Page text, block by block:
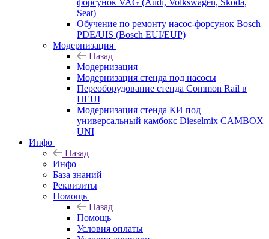
форсунок VAG (Audi, Volkswagen, Skoda,
Seat)
Обучение по ремонту насос-форсунок Bosch
PDE/UIS (Bosch EUI/EUP)
Модернизация
Назад
Модернизация
Модернизация стенда под насосы
Переоборудование стенда Common Rail в
HEUI
Модернизация стенда КИ под
универсальный камбокс Dieselmix CAMBOX
UNI
Инфо
Назад
Инфо
База знаний
Реквизиты
Помощь
Назад
Помощь
Условия оплаты